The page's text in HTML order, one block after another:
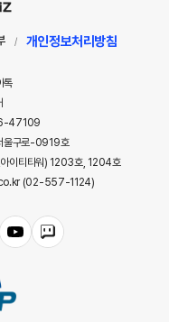
/ 개인정보처리방침
톡
47109
구로-0919호
이티타워) 1203호, 1204호
(02-557-1124)